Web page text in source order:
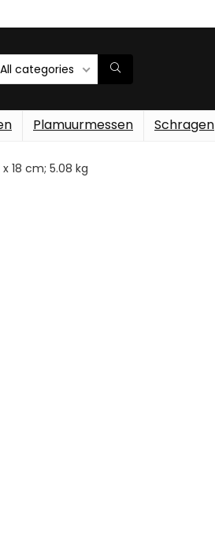
All categories
Plamuurmessen Schragen
18 cm; 5.08 kg